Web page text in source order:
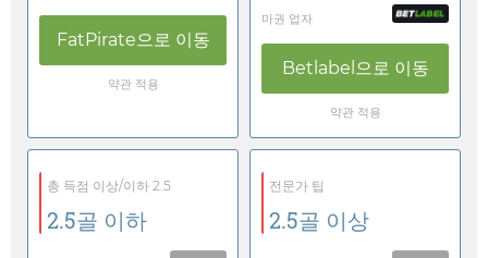
FatPirate으로 이동
약관 적용
마권 업자
Betlabel 으로 이동
약관 적용
총 득점 이상/이하 2.5
2.5골 이하
전문가 팁
2.5골 이상